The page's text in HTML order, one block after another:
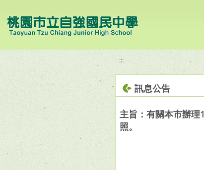
:::
訊息公告
主旨：有關本市辦理
照。